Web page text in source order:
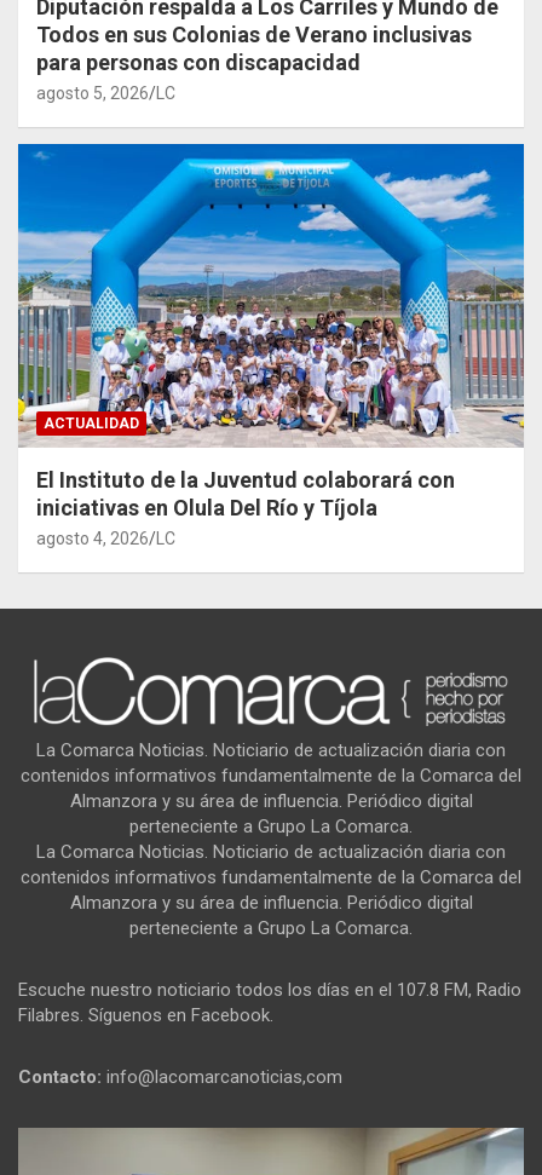
Diputación respalda a Los Carriles y Mundo de
Todos en sus Colonias de Verano inclusivas
para personas con discapacidad
agosto 5, 2026 LC
ACTUALIDAD
El Instituto de la Juventud colaborará con
iniciativas en Olula Del Río y Tíjola
agosto 4, 2026 LC
La Comarca Noticias. Noticiario de actualización diaria con
contenidos informativos fundamentalmente de la Comarca del
Almanzora y su área de influencia. Periódico digital
perteneciente a Grupo La Comarca.
La Comarca Noticias. Noticiario de actualización diaria con
contenidos informativos fundamentalmente de la Comarca del
Almanzora y su área de influencia. Periódico digital
perteneciente a Grupo La Comarca.
Escuche nuestro noticiario todos los días en el 107.8 FM, Radio
Filabres. Síguenos en Facebook.
Contacto: info@lacomarcanoticias,com